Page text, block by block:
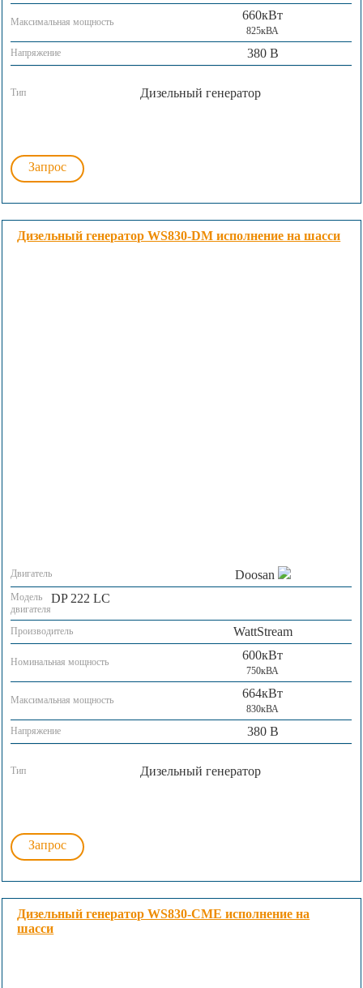
Максимальная мощность 660кВт
825кВА
Напряжение
380 В
Тип Дизельный генератор
Запрос
Дизельный генератор WS830-DM исполнение на шасси
Двигатель Doosan
Модель
двигателя
DP 222 LC
Производитель WattStream
Номинальная мощность 600кВт
750кВА
Максимальная мощность 664кВт
830кВА
Напряжение
380 В
Тип Дизельный генератор
Запрос
Дизельный генератор WS830-CME исполнение на
шасси